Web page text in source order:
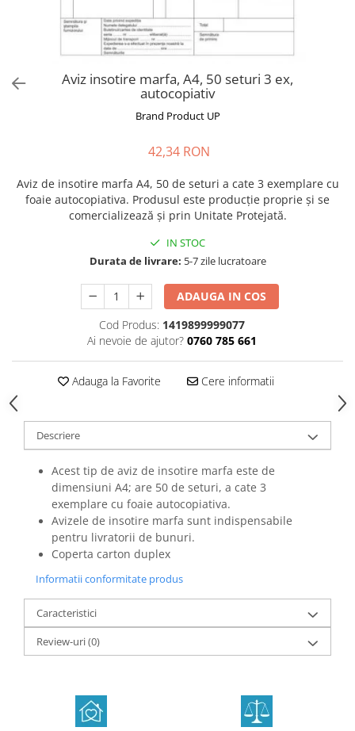
Aviz insotire marfa, A4, 50 seturi 3 ex,
autocopiativ
Brand Product UP
42,34 RON
Aviz de insotire marfa A4, 50 de seturi a cate 3 exemplare cu
foaie autocopiativa. Produsul este producție proprie și se
comercializează și prin Unitate Protejată.
IN STOC
Durata de livrare: 5-7 zile lucratoare
ADAUGA IN COS
Cod Produs: 1419899999077
Ai nevoie de ajutor? 0760 785 661
Adauga la Favorite Cere informatii
Descriere
Acest tip de aviz de insotire marfa este de
dimensiuni A4; are 50 de seturi, a cate 3
exemplare cu foaie autocopiativa.
Avizele de insotire marfa sunt indispensabile
pentru livratorii de bunuri.
Coperta carton duplex
Informatii conformitate produs
Caracteristici
Review-uri(0)